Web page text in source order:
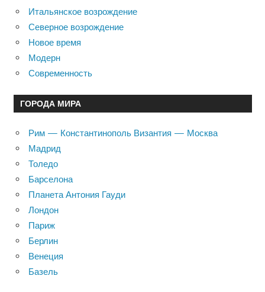
Итальянское возрождение
Северное возрождение
Новое время
Модерн
Современность
ГОРОДА МИРА
Рим — Константинополь Византия — Москва
Мадрид
Толедо
Барселона
Планета Антония Гауди
Лондон
Париж
Берлин
Венеция
Базель